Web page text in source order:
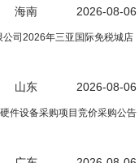
在正文中）
海南 2026-08-06
司2026年三亚国际免税城店
山东 2026-08-06
件设备采购项目竞价采购公告